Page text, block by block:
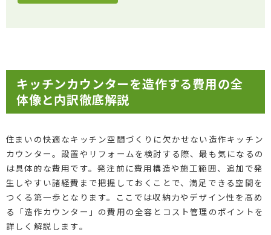
キッチンカウンターを造作する費用の全
体像と内訳徹底解説
住まいの快適なキッチン空間づくりに欠かせない造作キッチン
カウンター。設置やリフォームを検討する際、最も気になるの
は具体的な費用です。発注前に費用構造や施工範囲、追加で発
生しやすい諸経費まで把握しておくことで、満足できる空間を
つくる第一歩となります。ここでは収納力やデザイン性を高め
る「造作カウンター」の費用の全容とコスト管理のポイントを
詳しく解説します。